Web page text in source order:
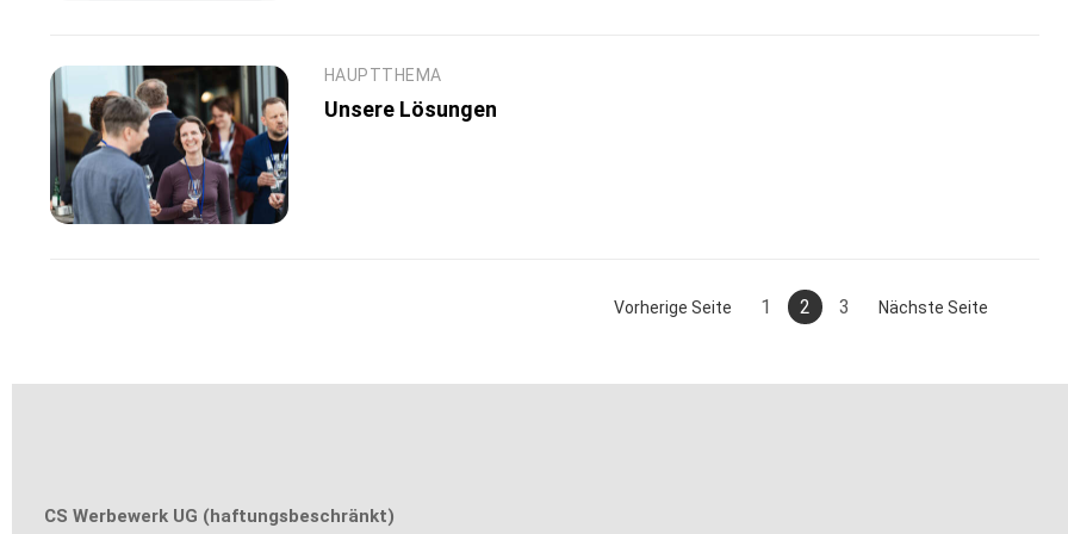
HAUPTTHEMA
Unsere Lösungen
Vorherige Seite 1 2 3 Nächste Seite
CS Werbewerk UG (haftungsbeschränkt)